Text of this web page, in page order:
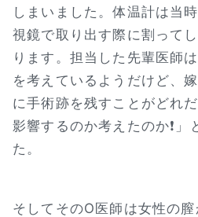
しまいました。体温計は当
視鏡で取り出す際に割って
ります。担当した先輩医師
を考えているようだけど、
に手術跡を残すことがどれ
影響するのか考えたのか❗」
た。
そしてそのO医師は女性の